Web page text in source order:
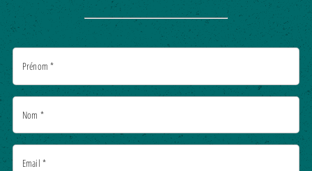
Prénom *
Nom *
Email *